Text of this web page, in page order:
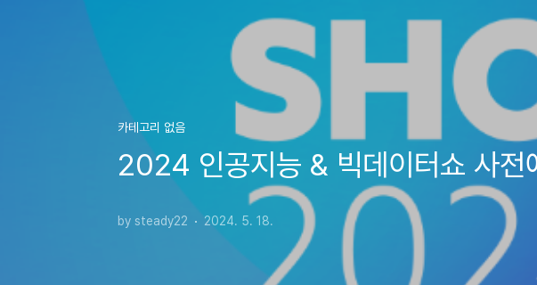
카테고리 없음
2024 인공지능 & 빅데이터쇼 사전
by steady22 2024. 5. 18.